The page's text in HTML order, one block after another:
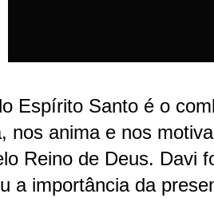
Espírito Santo é o
nos anima e nos
Reino de Deus. Davi
a importância da